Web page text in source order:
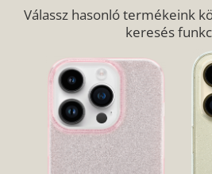
Válassz hasonló termékeink
keresés